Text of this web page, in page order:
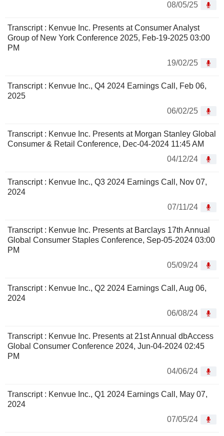
08/05/25
Transcript : Kenvue Inc. Presents at Consumer Analyst
Group of New York Conference 2025, Feb-19-2025 03:00
PM
19/02/25
Transcript : Kenvue Inc., Q4 2024 Earnings Call, Feb 06,
2025
06/02/25
Transcript : Kenvue Inc. Presents at Morgan Stanley Global
Consumer & Retail Conference, Dec-04-2024 11:45 AM
04/12/24
Transcript : Kenvue Inc., Q3 2024 Earnings Call, Nov 07,
2024
07/11/24
Transcript : Kenvue Inc. Presents at Barclays 17th Annual
Global Consumer Staples Conference, Sep-05-2024 03:00
PM
05/09/24
Transcript : Kenvue Inc., Q2 2024 Earnings Call, Aug 06,
2024
06/08/24
Transcript : Kenvue Inc. Presents at 21st Annual dbAccess
Global Consumer Conference 2024, Jun-04-2024 02:45
PM
04/06/24
Transcript : Kenvue Inc., Q1 2024 Earnings Call, May 07,
2024
07/05/24